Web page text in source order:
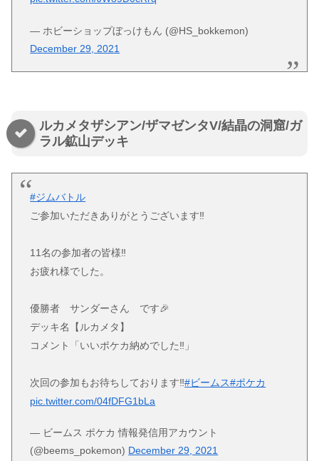
— ホビーショップぼっけもん (@HS_bokkemon)
December 29, 2021
ルカメタザシアン/ザマゼンタV/結晶の洞窟/ガ
ラル鉱山デッキ
#ジムバトル
ご参加いただきありがとうございます‼️
11名の参加者の皆様‼️
お疲れ様でした。
優勝者 サンダーさん です🎉
デッキ名【ルカメタ】
コメント「いいポケカ納めでした‼️」
次回の参加もお待ちしております‼️#ビームス#ポケカ
pic.twitter.com/04fDFG1bLa
— ビームス ポケカ 情報発信用アカウント
(@beems_pokemon) December 29, 2021